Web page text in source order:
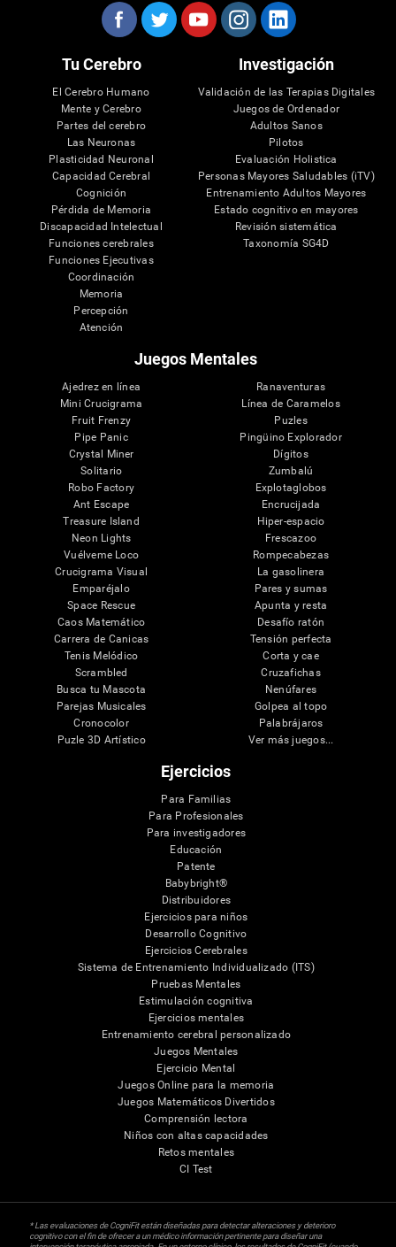
Tu Cerebro
El Cerebro Humano
Mente y Cerebro
Partes del cerebro
Las Neuronas
Plasticidad Neuronal
Capacidad Cerebral
Cognición
Pérdida de Memoria
Discapacidad Intelectual
Funciones cerebrales
Funciones Ejecutivas
Coordinación
Memoria
Percepción
Atención
Investigación
Validación de las Terapias Digitales
Juegos de Ordenador
Adultos Sanos
Pilotos
Evaluación Holistica
Personas Mayores Saludables (iTV)
Entrenamiento Adultos Mayores
Estado cognitivo en mayores
Revisión sistemática
Taxonomía SG4D
Juegos Mentales
Ajedrez en línea
Mini Crucigrama
Fruit Frenzy
Pipe Panic
Crystal Miner
Solitario
Robo Factory
Ant Escape
Treasure Island
Neon Lights
Vuélveme Loco
Crucigrama Visual
Emparéjalo
Space Rescue
Caos Matemático
Carrera de Canicas
Tenis Melódico
Scrambled
Busca tu Mascota
Parejas Musicales
Cronocolor
Puzle 3D Artístico
Ranaventuras
Línea de Caramelos
Puzles
Pingüino Explorador
Dígitos
Zumbalú
Explotaglobos
Encrucijada
Hiper-espacio
Frescazoo
Rompecabezas
La gasolinera
Pares y sumas
Apunta y resta
Desafío ratón
Tensión perfecta
Corta y cae
Cruzafichas
Nenúfares
Golpea al topo
Palabrájaros
Ver más juegos...
Ejercicios
Para Familias
Para Profesionales
Para investigadores
Educación
Patente
Babybright®
Distribuidores
Ejercicios para niños
Desarrollo Cognitivo
Ejercicios Cerebrales
Sistema de Entrenamiento Individualizado (ITS)
Pruebas Mentales
Estimulación cognitiva
Ejercicios mentales
Entrenamiento cerebral personalizado
Juegos Mentales
Ejercicio Mental
Juegos Online para la memoria
Juegos Matemáticos Divertidos
Comprensión lectora
Niños con altas capacidades
Retos mentales
CI Test
* Las evaluaciones de CogniFit están diseñadas para detectar alteraciones y deterioro
cognitivo con el fin de ofrecer a un médico información pertinente para diseñar una